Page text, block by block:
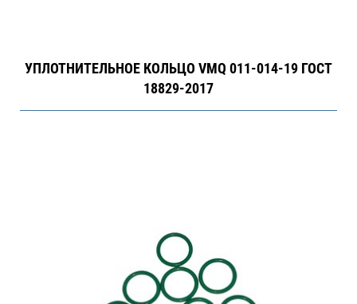
УПЛОТНИТЕЛЬНОЕ КОЛЬЦО VMQ 011-014-19 ГОСТ
18829-2017